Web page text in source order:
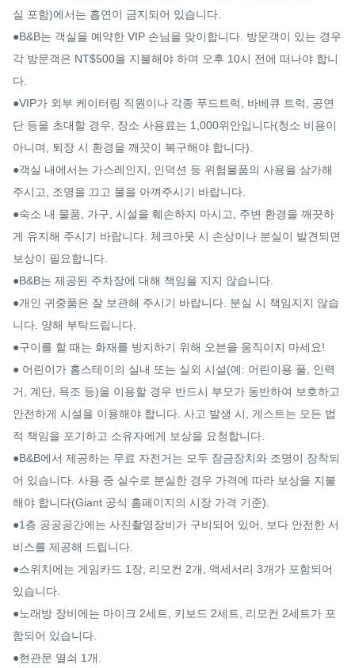
실 포함)에서는 흡연이 금지되어 있습니다.
●B&B는 객실을 예약한 VIP 손님을 맞이합니다. 방문객이 있는 경우
각 방문객은 NT$500을 지불해야 하며 오후 10시 전에 떠나야 합니
다.
●VIP가 외부 케이터링 직원이나 각종 푸드트럭, 바베큐 트럭, 공연
단 등을 초대할 경우, 장소 사용료는 1,000위안입니다(청소 비용이
아니며, 퇴장 시 환경을 깨끗이 복구해야 합니다).
●객실 내에서는 가스레인지, 인덕션 등 위험물품의 사용을 삼가해
주시고, 조명을 끄고 물을 아껴주시기 바랍니다.
●숙소 내 물품, 가구, 시설을 훼손하지 마시고, 주변 환경을 깨끗하
게 유지해 주시기 바랍니다. 체크아웃 시 손상이나 분실이 발견되면
보상이 필요합니다.
●B&B는 제공된 주차장에 대해 책임을 지지 않습니다.
●개인 귀중품은 잘 보관해 주시기 바랍니다. 분실 시 책임지지 않습
니다. 양해 부탁드립니다.
●구이를 할 때는 화재를 방지하기 위해 오븐을 움직이지 마세요!
● 어린이가 홈스테이의 실내 또는 실외 시설(예: 어린이용 풀, 인력
거, 계단, 욕조 등)을 이용할 경우 반드시 부모가 동반하여 보호하고
안전하게 시설을 이용해야 합니다. 사고 발생 시, 게스트는 모든 법
적 책임을 포기하고 소유자에게 보상을 요청합니다.
●B&B에서 제공하는 무료 자전거는 모두 잠금장치와 조명이 장착되
어 있습니다. 사용 중 실수로 분실한 경우 가격에 따라 보상을 지불
해야 합니다(Giant 공식 홈페이지의 시장 가격 기준).
●1층 공공공간에는 사진촬영장비가 구비되어 있어, 보다 안전한 서
비스를 제공해 드립니다.
●스위치에는 게임카드 1장, 리모컨 2개, 액세서리 3개가 포함되어
있습니다.
●노래방 장비에는 마이크 2세트, 키보드 2세트, 리모컨 2세트가 포
함되어 있습니다.
●현관문 열쇠 1개.